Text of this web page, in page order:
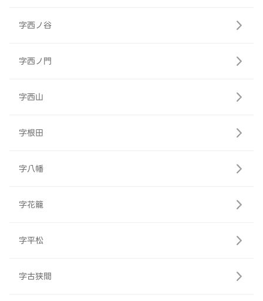
字西ノ谷
字西ノ門
字西山
字根田
字八幡
字花籠
字平松
字古狭間